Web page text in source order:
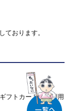
ております。
フトカードがご利用